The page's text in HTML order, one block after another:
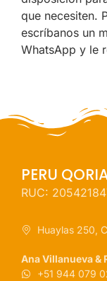
que necesiten.
escríbanos un
WhatsApp y le
PERU
RUC:
Huaylas 250,
Ana Villanueva &
+51 944 079